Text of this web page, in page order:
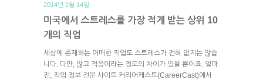
2014년 1월 14일.
미국에서 스트레스를 가장 적게 받는 상위 10
개의 직업
세상에 존재하는 어떠한 직업도 스트레스가 전혀 없지는 않습
니다. 다만, 많고 적음이라는 정도의 차이가 있을 뿐이죠. 얼마
전, 직업 정보 전문 사이트 커리어캐스트(CareerCast)에서